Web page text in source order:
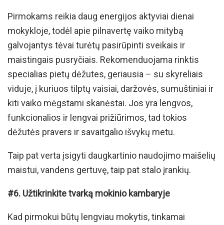
Pirmokams reikia daug energijos aktyviai dienai
mokykloje, todėl apie pilnavertę vaiko mitybą
galvojantys tėvai turėtų pasirūpinti sveikais ir
maistingais pusryčiais. Rekomenduojama rinktis
specialias pietų dėžutes, geriausia – su skyreliais
viduje, į kuriuos tilptų vaisiai, daržovės, sumuštiniai ir
kiti vaiko mėgstami skanėstai. Jos yra lengvos,
funkcionalios ir lengvai prižiūrimos, tad tokios
dėžutės pravers ir savaitgalio išvykų metu.
Taip pat verta įsigyti daugkartinio naudojimo maišelių
maistui, vandens gertuvę, taip pat stalo įrankių.
#6. Užtikrinkite tvarką mokinio kambaryje
Kad pirmokui būtų lengviau mokytis, tinkamai